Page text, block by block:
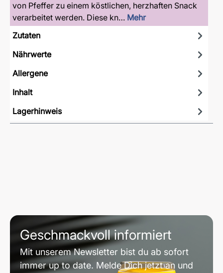
von Pfeffer zu einem köstlichen, herzhaften Snack
verarbeitet werden. Diese kn… Mehr
Zutaten
Nährwerte
Allergene
Inhalt
Lagerhinweis
Geschmackvoll informiert
Mit unserem Newsletter bist du ab sofort
immer up to date. Melde Dich jetzt an und